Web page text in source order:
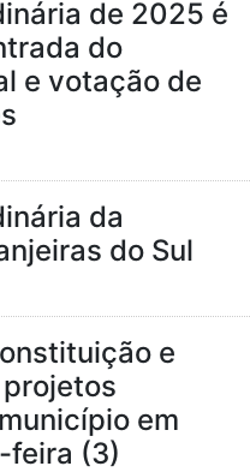
de 2025 é
do
e votação de
da
do Sul
e
em
feira (3)